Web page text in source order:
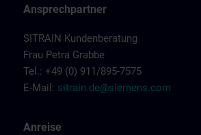
Ansprechpartner
SITRAIN Kundenberatung
Frau Petra Grabbe
Tel.: +49 (0) 911/895-7575
E-Mail: sitrain.de@siemens.com
Anreise